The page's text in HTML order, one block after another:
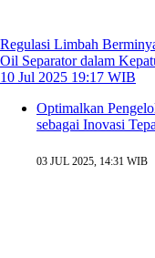
Regulasi Limbah
Oil Separator dalam
10 Jul 2025 19:17 WIB
Optimalkan
sebagai Inovasi
03 JUL 2025, 14:31 WIB